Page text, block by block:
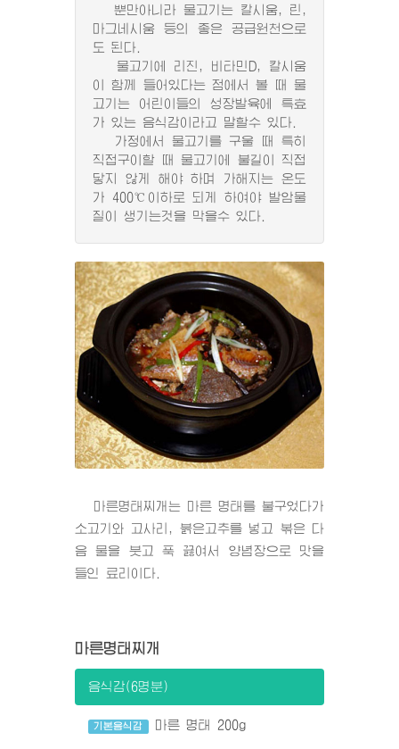
뿐만아니라 물고기는 칼시움, 린,
마그네시움 등의 좋은 공급원천으로
도 된다.
물고기에 리진, 비타민D, 칼시움
이 함께 들어있다는 점에서 볼 때 물
고기는 어린이들의 성장발육에 특효
가 있는 음식감이라고 말할수 있다.
가정에서 물고기를 구울 때 특히
직접구이할 때 물고기에 불길이 직접
닿지 않게 해야 하며 가해지는 온도
가 400℃이하로 되게 하여야 발암물
질이 생기는것을 막을수 있다.
마른명태찌개는 마른 명태를 불구었다가
소고기와 고사리, 붉은고추를 넣고 볶은 다
음 물을 붓고 푹 끓여서 양념장으로 맛을
들인 료리이다.
마른명태찌개
음식감(6명분)
기본음식감 마른 명태 200g